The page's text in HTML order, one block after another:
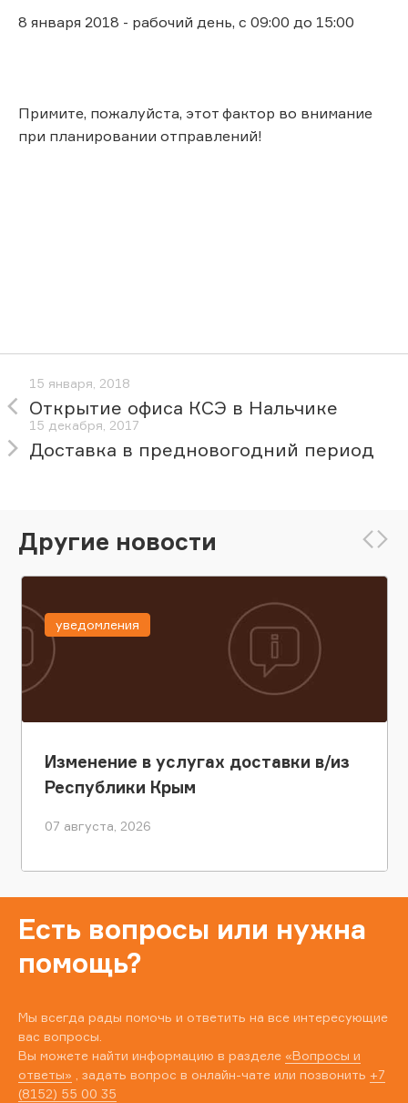
8 января 2018 - рабочий день, с 09:00 до 15:00
Примите, пожалуйста, этот фактор во внимание
при планировании отправлений!
15 января, 2018
Открытие офиса КСЭ в Нальчике
15 декабря, 2017
Доставка в предновогодний период
Другие новости
Изменение в услугах доставки в/из
Республики Крым
07 августа, 2026
уведомления
Есть вопросы или нужна
помощь?
Мы всегда рады помочь и ответить на все интересующие
вас вопросы.
Вы можете найти информацию в разделе «Вопросы и
ответы» , задать вопрос в онлайн-чате или позвонить +7
(8152) 55 00 35